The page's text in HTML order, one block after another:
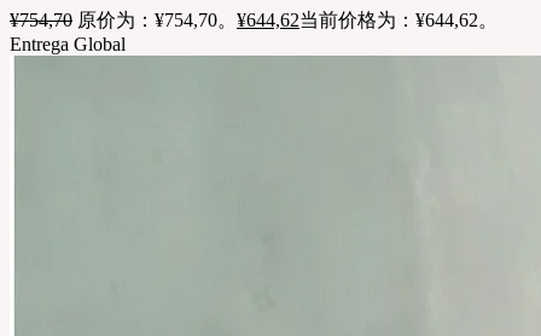
¥754,70 原价为：¥754,70。 ¥644,62当前价格为：¥644,62。
Entrega Global